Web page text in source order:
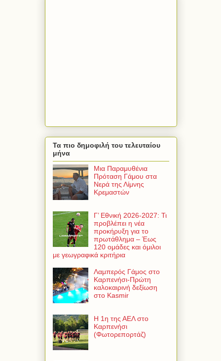
Τα πιο δημοφιλή του τελευταίου
μήνα
Μια Παραμυθένια
Πρόταση Γάμου στα
Νερά της Λίμνης
Κρεμαστών
Γ’ Εθνική 2026-2027: Τι
προβλέπει η νέα
προκήρυξη για το
πρωτάθλημα – Έως
120 ομάδες και όμιλοι
με γεωγραφικά κριτήρια
Λαμπερός Γάμος στο
Καρπενήσι-Πρώτη
καλοκαιρινή δεξίωση
στο Kasmir
Η 1η της ΑΕΛ στο
Καρπενήσι
(Φωτορεπορτάζ)